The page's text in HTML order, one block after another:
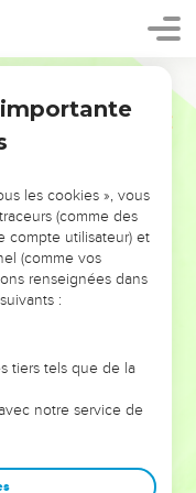
!
VOUS ÉVITER LES
les doutes, les erreurs
alors même que ce
et responsables
afin que leurs erreurs
les cookies », vous
(comme des
compte utilisateur) et
(comme vos
renseignées dans
:
tiers tels que de la
notre service de